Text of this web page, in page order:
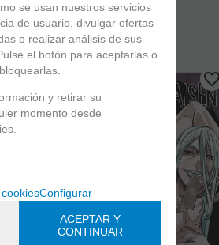
se usan nuestros servicios
de usuario, divulgar ofertas
o realizar análisis de sus
el botón para aceptarlas o
y retirar su
momento desde
Configurar
ACEPTAR Y
CONTINUAR